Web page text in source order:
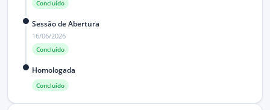
Concluído
Sessão de Abertura
16/06/2026
Concluído
Homologada
Concluído